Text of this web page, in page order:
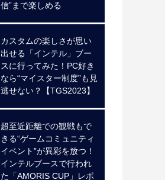
信”まで楽しめる
カスタムの楽しさが思い
出せる「インテル」ブー
スに行ってみた！PC好き
なら“マイスター制度”も見
逃せない？【TGS2023】
超至近距離での観戦もで
きる“ゲームコミュニティ
イベント”が異彩を放つ！
インテルブースで行われ
た「AMORIS CUP」レポ